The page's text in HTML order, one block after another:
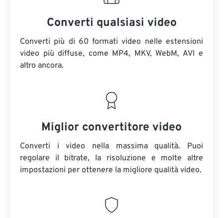
Converti qualsiasi video
Converti più di 60 formati video nelle estensioni
video più diffuse, come MP4, MKV, WebM, AVI e
altro ancora.
Miglior convertitore video
Converti i video nella massima qualità. Puoi
regolare il bitrate, la risoluzione e molte altre
impostazioni per ottenere la migliore qualità video.